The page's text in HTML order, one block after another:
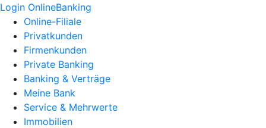
Login OnlineBanking
Online-Filiale
Privatkunden
Firmenkunden
Private Banking
Banking & Verträge
Meine Bank
Service & Mehrwerte
Immobilien